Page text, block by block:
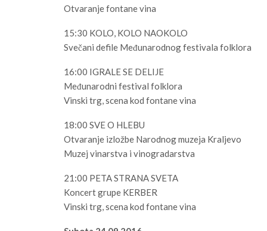
Otvaranje fontane vina
15:30 KOLO, KOLO NAOKOLO
Svečani defile Međunarodnog festivala folklora
16:00 IGRALE SE DELIJE
Međunarodni festival folklora
Vinski trg, scena kod fontane vina
18:00 SVE O HLEBU
Otvaranje izložbe Narodnog muzeja Kraljevo
Muzej vinarstva i vinogradarstva
21:00 PETA STRANA SVETA
Koncert grupe KERBER
Vinski trg, scena kod fontane vina